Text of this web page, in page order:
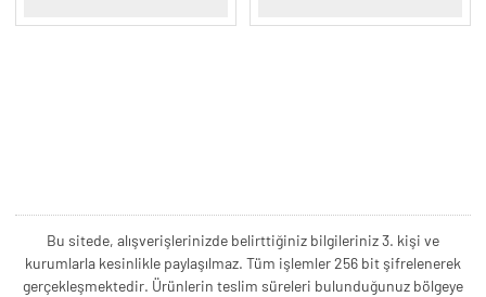
Bu sitede, alışverişlerinizde belirttiğiniz bilgileriniz 3. kişi ve
kurumlarla kesinlikle paylaşılmaz. Tüm işlemler 256 bit şifrelenerek
gerçekleşmektedir. Ürünlerin teslim süreleri bulunduğunuz bölgeye